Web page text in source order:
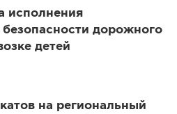
исполнения
безопасности дорожного
детей
на региональный